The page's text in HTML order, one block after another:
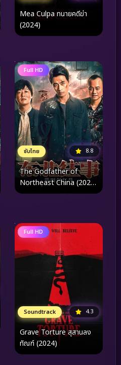
Mea Culpa ทนายคดีฆ่า
(2024)
Full HD
ซับไทย 8.8
The Godfather of
Northeast China (2022)
เจ้าพ่อเดือด
Full HD
Soundtrack 4.3
Grave Torture สุสานลง
ทัณฑ์ (2024)